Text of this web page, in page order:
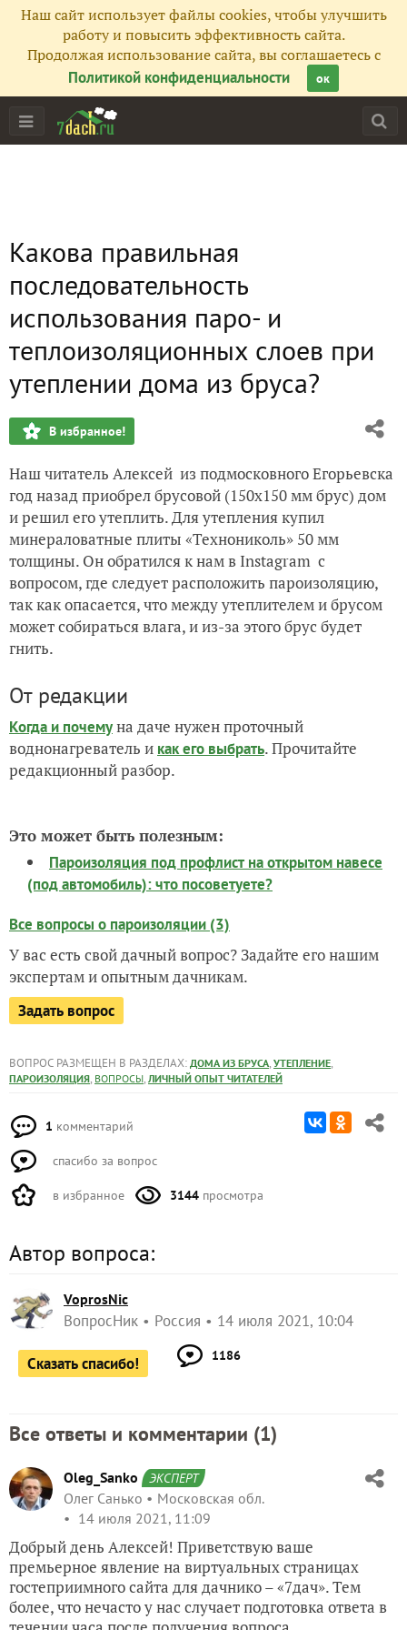
Наш сайт использует файлы cookies, чтобы улучшить
работу и повысить эффективность сайта.
Продолжая использование сайта, вы соглашаетесь с
Политикой конфиденциальности
ок
Какова правильная
последовательность
использования паро- и
теплоизоляционных слоев при
утеплении дома из бруса?
В избранное!
Наш читатель Алексей из подмосковного Егорьевска
год назад приобрел брусовой (150х150 мм брус) дом
и решил его утеплить. Для утепления купил
минераловатные плиты «Технониколь» 50 мм
толщины. Он обратился к нам в Instagram с
вопросом, где следует расположить пароизоляцию,
так как опасается, что между утеплителем и брусом
может собираться влага, и из-за этого брус будет
гнить.
От редакции
Когда и почемуна даче нужен проточный
воднонагреватель и как его выбрать. Прочитайте
редакционный разбор.
Это может быть полезным:
Пароизоляция под профлист на открытом навесе
(под автомобиль): что посоветуете?
Все вопросы о пароизоляции (3)
У вас есть свой дачный вопрос? Задайте его нашим
экспертам и опытным дачникам.
Задать вопрос
ВОПРОС РАЗМЕЩЕН В РАЗДЕЛАХ: ДОМА ИЗ БРУСА, УТЕПЛЕНИЕ,
ПАРОИЗОЛЯЦИЯ, ВОПРОСЫ, ЛИЧНЫЙ ОПЫТ ЧИТАТЕЛЕЙ
1 комментарий
спасибо за вопрос
в избранное 3144 просмотра
Автор вопроса:
VoprosNic
ВопросНик Россия 14 июля 2021, 10:04
Сказать спасибо! 1186
Все ответы и комментарии (1)
Oleg_Sanko ЭКСПЕРТ
Олег Санько
Московская обл.
14 июля 2021, 11:09
Добрый день Алексей! Приветствую ваше
премьерное явление на виртуальных страницах
гостеприимного сайта для дачнико – «7дач». Тем
более, что нечасто у нас случает подготовка ответа в